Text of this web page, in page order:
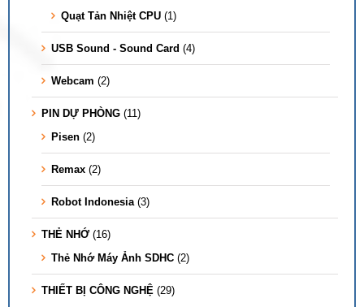
Quạt Tản Nhiệt CPU (1)
USB Sound - Sound Card (4)
Webcam (2)
PIN DỰ PHÒNG (11)
Pisen (2)
Remax (2)
Robot Indonesia (3)
THẺ NHỚ (16)
Thẻ Nhớ Máy Ảnh SDHC (2)
THIẾT BỊ CÔNG NGHỆ (29)